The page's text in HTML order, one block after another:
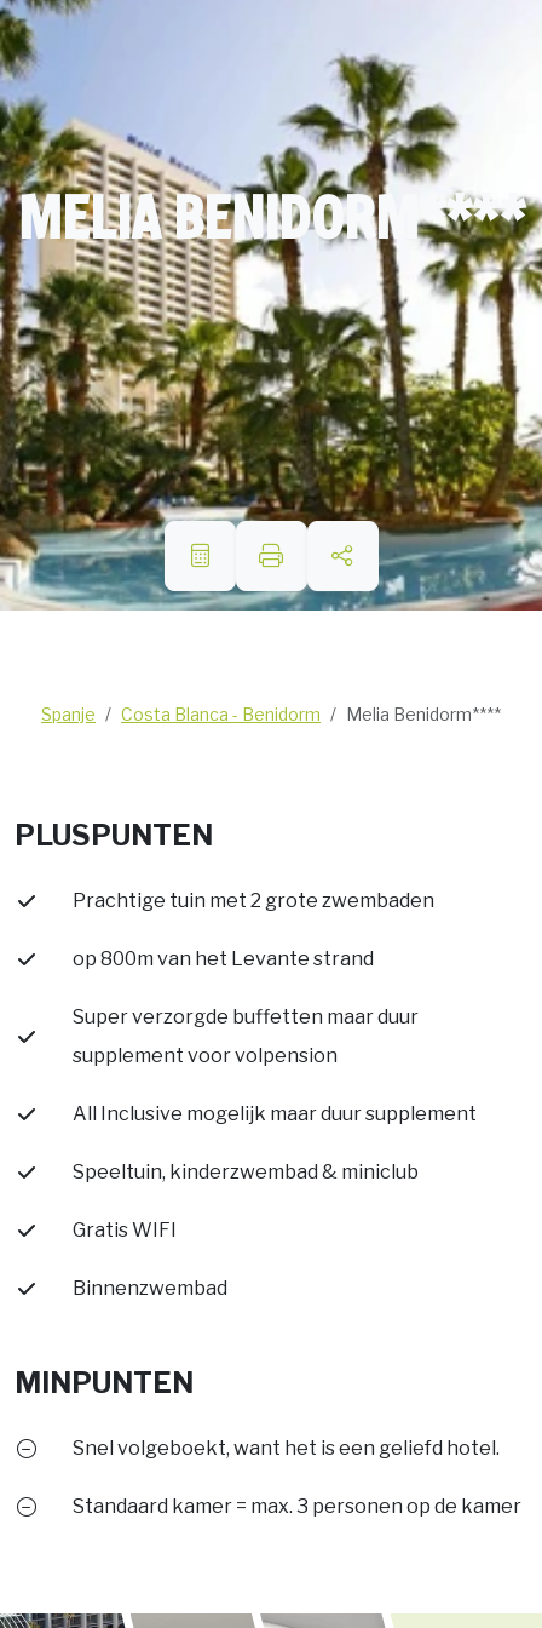
MELIA BENIDORM****
Spanje Costa Blanca - Benidorm Melia Benidorm****
PLUSPUNTEN
Prachtige tuin met 2 grote zwembaden
op 800m van het Levante strand
Super verzorgde buffetten maar duur
supplement voor volpension
All Inclusive mogelijk maar duur supplement
Speeltuin, kinderzwembad & miniclub
Gratis WIFI
Binnenzwembad
MINPUNTEN
Snel volgeboekt, want het is een geliefd hotel.
Standaard kamer = max. 3 personen op de kamer